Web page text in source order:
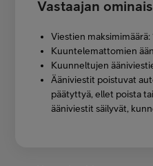
Vastaajan
Viestien maksimimäärä:
Kuuntelemattomien
Kuunneltujen
Ääniviestit poistuvat
päätyttyä, ellet poista
ääniviestit säilyvät,